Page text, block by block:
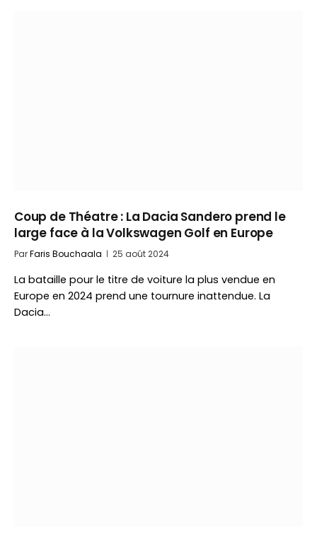
Coup de Théatre : La Dacia Sandero prend le
large face à la Volkswagen Golf en Europe
ParFaris Bouchaala 25 août 2024
La bataille pour le titre de voiture la plus vendue en
Europe en 2024 prend une tournure inattendue. La
Dacia…